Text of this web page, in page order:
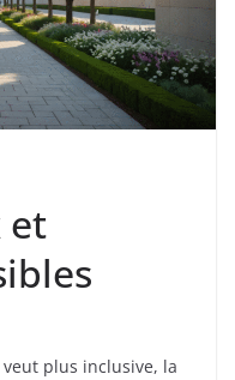
et
plus inclusive, la